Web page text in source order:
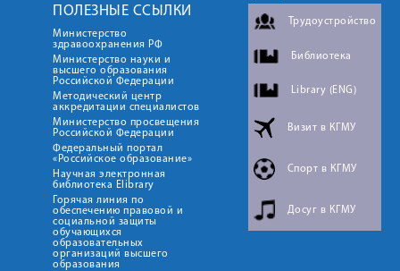
ПОЛЕЗНЫЕ ССЫЛКИ
Министерство
здравоохранения РФ
Министерство науки и
высшего образования
Российской Федерации
Методический центр
аккредитации специалистов
Министерство просвещения
Российской Федерации
Федеральный портал
«Российское образование»
Научная электронная
библиотека Elibrary
Горячая линия по
обеспечению правовой и
социальной защиты
обучающихся
образовательных
организаций высшего
образования
Трудоустройство
Библиотека
Library (ENG)
Визит в КГМУ
Спорт в КГМУ
Досуг в КГМУ